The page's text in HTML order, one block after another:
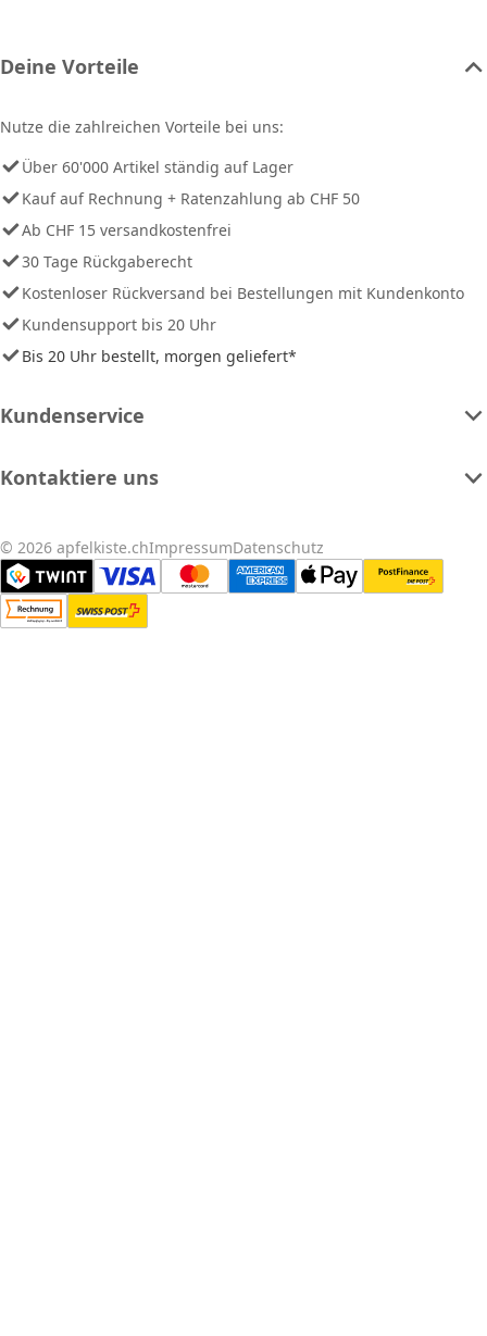
Deine Vorteile
Nutze die zahlreichen Vorteile bei uns:
Über 60'000 Artikel ständig auf Lager
Kauf auf Rechnung + Ratenzahlung ab CHF 50
Ab CHF 15 versandkostenfrei
30 Tage Rückgaberecht
Kostenloser Rückversand bei Bestellungen mit Kundenkonto
Kundensupport bis 20 Uhr
Bis 20 Uhr bestellt, morgen geliefert*
Kundenservice
Kontaktiere uns
© 2026 apfelkiste.chImpressumDatenschutz